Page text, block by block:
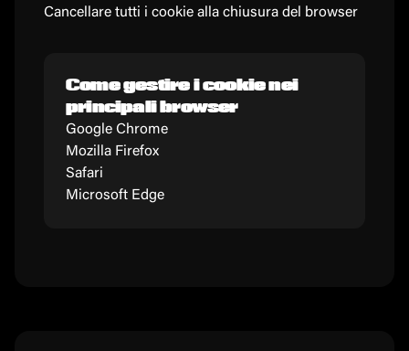
Cancellare tutti i cookie alla chiusura del browser
Come gestire i cookie nei
principali browser
Google Chrome
Mozilla Firefox
Safari
Microsoft Edge